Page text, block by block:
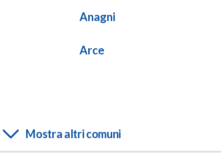
Anagni
Arce
Mostra altri comuni